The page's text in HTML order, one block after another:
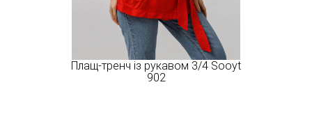
Плащ-тренч із рукавом 3/4 Sooyt
902